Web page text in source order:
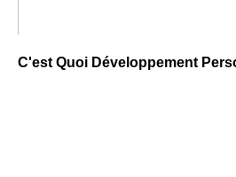
C'est Quoi Développement